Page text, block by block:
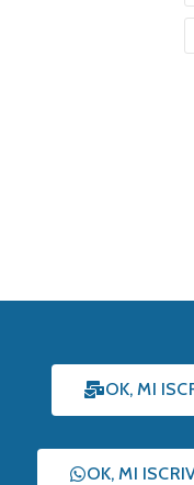
OK, MI
OK, MI